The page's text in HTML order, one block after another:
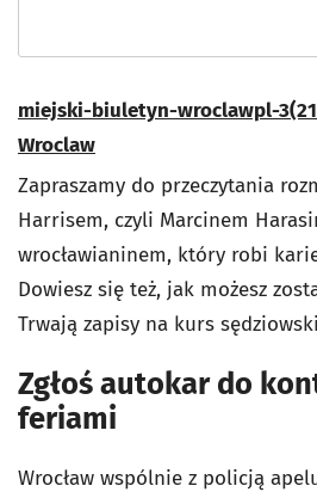
miejski-biuletyn-wroclawpl-
Wroclaw
Zapraszamy do przeczytania
Harrisem, czyli Marcinem
wrocławianinem, który robi
Dowiesz się też, jak możesz
Trwają zapisy na kurs
Zgłoś autokar do
feriami
Wrocław wspólnie z policją